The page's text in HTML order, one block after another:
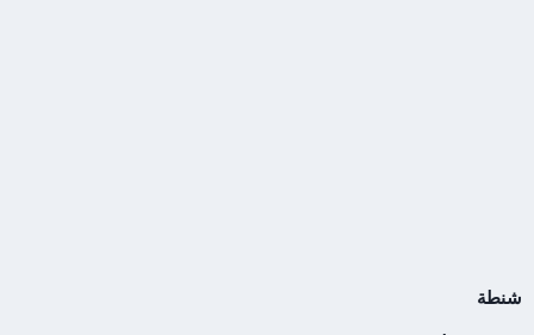
شنطة